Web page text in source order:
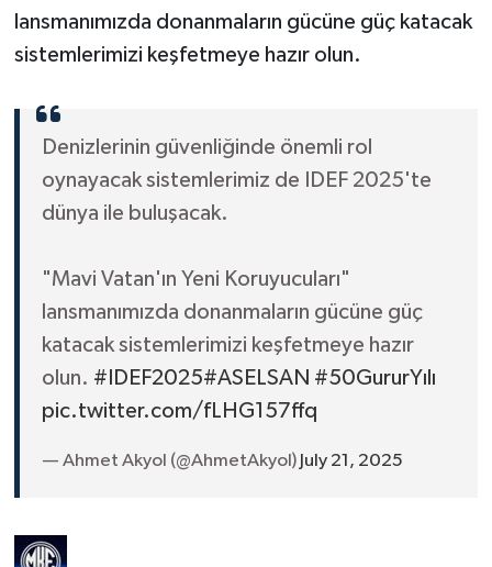
lansmanımızda donanmaların gücüne güç katacak
sistemlerimizi keşfetmeye hazır olun.
Denizlerinin güvenliğinde önemli rol
oynayacak sistemlerimiz de IDEF 2025'te
dünya ile buluşacak.
"Mavi Vatan'ın Yeni Koruyucuları"
lansmanımızda donanmaların gücüne güç
katacak sistemlerimizi keşfetmeye hazır
olun. #IDEF2025#ASELSAN #50GururYılı
pic.twitter.com/fLHG157ffq
— Ahmet Akyol (@AhmetAkyol) July 21, 2025